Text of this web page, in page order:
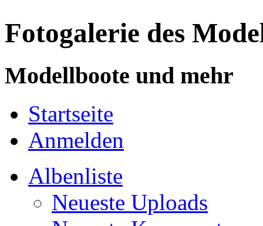
Fotogalerie des
Modellboote und mehr
Startseite
Anmelden
Albenliste
Neueste Uploads